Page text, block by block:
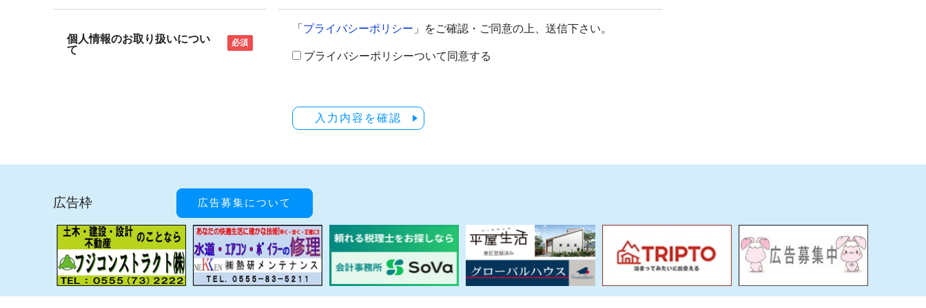
個人情報のお取り扱いについ
て
必須
「 プライバシーポリシー 」をご確認・ご同意の上、送信下さい。
プライバシーポリシーついて同意する
入力内容を確認
広告枠 広告募集について